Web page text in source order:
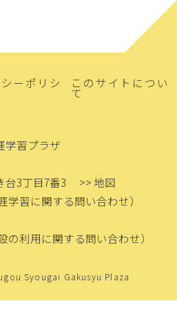
ーポリシ このサイトについ
て
学習プラザ
台3丁目7番3
>> 地図
学習に関する問い合わせ）
設の利用に関する問い合わせ）
Syougai Gakusyu Plaza